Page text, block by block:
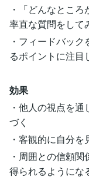
・「どんなとこ
率直な質問をして
・フィードバッ
るポイントに注目
効果
・他人の視点を
づく
・客観的に自分
・周囲との信頼
得られるようにな